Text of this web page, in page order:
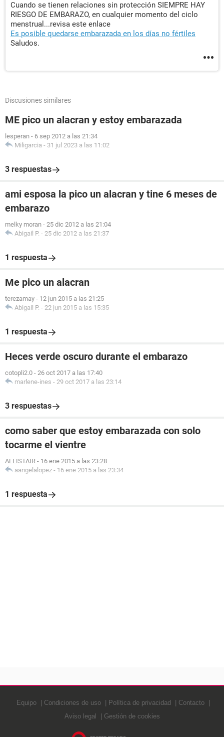
Cuando se tienen relaciones sin protección SIEMPRE HAY
RIESGO DE EMBARAZO, en cualquier momento del ciclo
menstrual...revisa este enlace
Es posible quedarse embarazada en los días no fértiles
Saludos.
Discusiones similares
ME pico un alacran y estoy embarazada
lesperan - 6 sep 2012 a las 21:34
Miligarcia - 31 jul 2023 a las 11:02
3 respuestas
ami esposa la pico un alacran y tine 6 meses de
embarazo
melky moran - 25 dic 2012 a las 21:04
Abigail P. - 25 dic 2012 a las 21:37
1 respuesta
Me pico un alacran
terezamay - 12 jun 2015 a las 21:25
Abigail P. - 22 jun 2015 a las 15:35
1 respuesta
Heces verde oscuro durante el embarazo
cotopli2.0 - 26 oct 2017 a las 17:40
marlene-ines - 29 oct 2017 a las 23:14
3 respuestas
como saber que estoy embarazada con solo
tocarme el vientre
ALLISTAIR - 16 ene 2015 a las 23:28
aangelalopez - 16 ene 2015 a las 23:34
1 respuesta
Equipo Condiciones de uso Política de privacidad
Contacto
Aviso legal
Gestión de cookies